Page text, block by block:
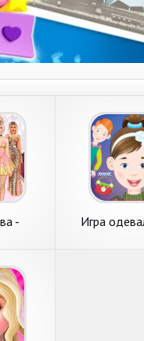
-
Игра